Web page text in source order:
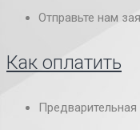
Отправьте нам
Как оплатить
Предварительная